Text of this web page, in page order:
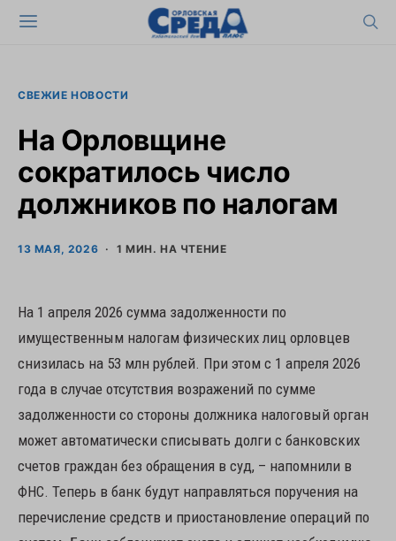
СВЕЖИЕ НОВОСТИ
На Орловщине
сократилось число
должников по налогам
13 МАЯ, 2026 1 МИН. НА ЧТЕНИЕ
На 1 апреля 2026 сумма задолженности по
имущественным налогам физических лиц орловцев
снизилась на 53 млн рублей. При этом с 1 апреля 2026
года в случае отсутствия возражений по сумме
задолженности со стороны должника налоговый орган
может автоматически списывать долги с банковских
счетов граждан без обращения в суд, – напомнили в
ФНС. Теперь в банк будут направляться поручения на
перечисление средств и приостановление операций по